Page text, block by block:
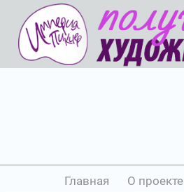
Главная О проекте